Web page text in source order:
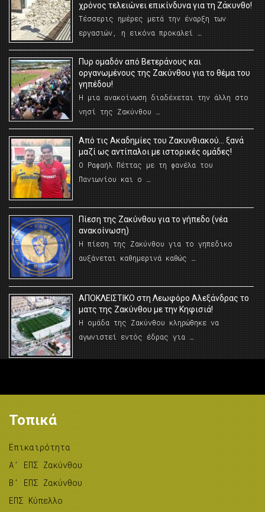
χρόνος τελειώνει επικίνδυνα για τη Ζάκυνθο!
Τέσσερις ημέρες μετά την έναρξη των
εργασιών, η εικόνα προκαλεί …
Πυρ ομαδόν από Βετεράνους και
οργανωμένους της Ζακύνθου για το θέμα του
γηπέδου!
Η μια ανακοίνωση διαδέχεται την άλλη στο
νησί της Ζακύνθου …
Από τις Ακαδημίες του Ζακυνθιακού… ξανά
μαζί ως αντίπαλοι με ιστορικές ομάδες!
Ο Ραφαήλ Πέττας με τη φανέλα του
Πανιωνίου και ο …
Πίεση της Ζακύνθου για το γήπεδο (νέα
ανακοίνωση)
Η πίεση της Ζακύνθου για το γηπεδικο
αυξάνεται καθημερινά καθώς …
AΠΟΚΛΕΙΣΤΙΚΟ στη Λεωφόρο Αλεξάνδρας το
ματς της Ζακύνθου με την Κηφισιά!
Η ομάδα της Ζακύνθου κληρώθηκε να
αγωνιστεί εντός έδρας για …
Τοπικά
Επικαιρότητα
A’ ΕΠΣ Ζακύνθου
B’ ΕΠΣ Ζακύνθου
ΕΠΣ Κύπελλο